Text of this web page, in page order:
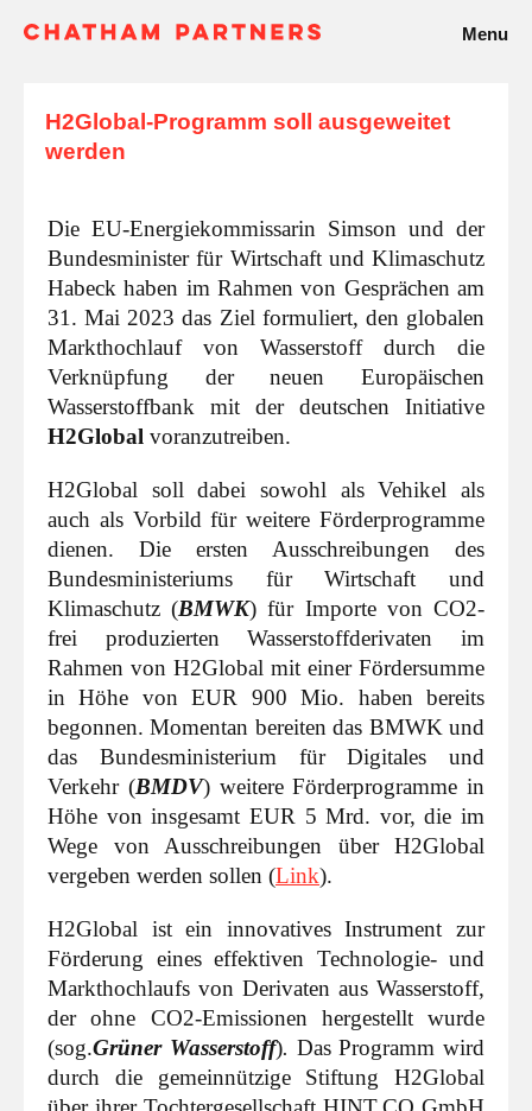
Menu
H2Global-Programm soll ausgeweitet
werden
Die EU-Energiekommissarin Simson und der
Bundesminister für Wirtschaft und Klimaschutz
Habeck haben im Rahmen von Gesprächen am
31. Mai 2023 das Ziel formuliert, den globalen
Markthochlauf von Wasserstoff durch die
Verknüpfung der neuen Europäischen
Wasserstoffbank mit der deutschen Initiative
H2Global voranzutreiben.
H2Global soll dabei sowohl als Vehikel als
auch als Vorbild für weitere Förderprogramme
dienen. Die ersten Ausschreibungen des
Bundesministeriums für Wirtschaft und
Klimaschutz (BMWK) für Importe von CO2-
frei produzierten Wasserstoffderivaten im
Rahmen von H2Global mit einer Fördersumme
in Höhe von EUR 900 Mio. haben bereits
begonnen. Momentan bereiten das BMWK und
das Bundesministerium für Digitales und
Verkehr (BMDV) weitere Förderprogramme in
Höhe von insgesamt EUR 5 Mrd. vor, die im
Wege von Ausschreibungen über H2Global
vergeben werden sollen (Link).
H2Global ist ein innovatives Instrument zur
Förderung eines effektiven Technologie- und
Markthochlaufs von Derivaten aus Wasserstoff,
der ohne CO2-Emissionen hergestellt wurde
(sog.Grüner Wasserstoff). Das Programm wird
durch die gemeinnützige Stiftung H2Global